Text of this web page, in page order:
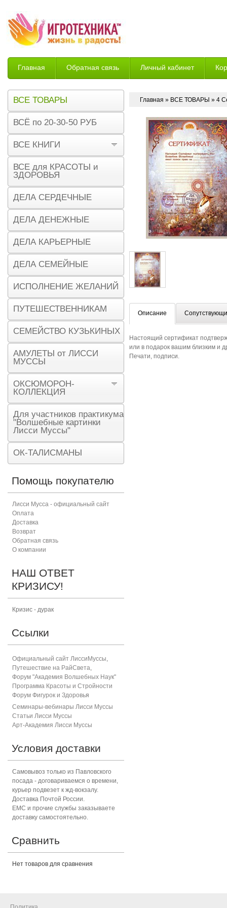
Главная Обратная связь Личный кабинет
Возврат
Главная » ВСЕ ТОВАРЫ » 4
Описание
Настоящий сертификат
или в подарок вашим близким и
Печати, подписи.
ВСЕ ТОВАРЫ
ВСЁ по 20-30-50 РУБ
ВСЕ КНИГИ
ВСЕ для КРАСОТЫ и
ЗДОРОВЬЯ
ДЕЛА СЕРДЕЧНЫЕ
ДЕЛА ДЕНЕЖНЫЕ
ДЕЛА КАРЬЕРНЫЕ
ДЕЛА СЕМЕЙНЫЕ
ИСПОЛНЕНИЕ ЖЕЛАНИЙ
ПУТЕШЕСТВЕННИКАМ
СЕМЕЙСТВО КУЗЬКИНЫХ
АМУЛЕТЫ от ЛИССИ
МУССЫ
ОКСЮМОРОН-
КОЛЛЕКЦИЯ
Для участников практикума
"Волшебные картинки
Лисси Муссы"
ОК-ТАЛИСМАНЫ
Помощь покупателю
Лисси Мусса - официальный сайт
Оплата
Доставка
Возврат
Обратная связь
О компании
НАШ ОТВЕТ
КРИЗИСУ!
Кризис - дурак
Ссылки
Официальный сайт ЛиссиМуссы,
Путешествие на РайСвета,
Форум "Академия Волшебных Наук"
Программа Красоты и Стройности
Форум Фигурок и Здоровья
Семинары-вебинары Лисси Муссы
Статьи Лисси Муссы
Арт-Академия Лисси Муссы
Условия доставки
Самовывоз только из Павловского
посада - договариваемся о времени,
курьер подвезет к жд-вокзалу.
Доставка Почтой России.
ЕМС и прочие службы заказываете
доставку самостоятельно.
Сравнить
Нет товаров для сравнения